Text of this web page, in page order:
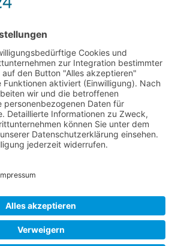
Mollenhauer Adresse
Downloads
Weitere Seiten
Händlerbereich
Mollenhauer Blockflöten